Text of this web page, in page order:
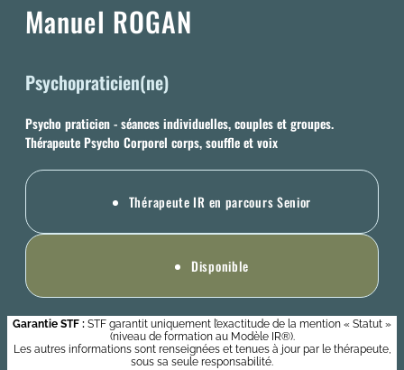
Manuel ROGAN
Psychopraticien(ne)
Psycho praticien - séances individuelles, couples et groupes.
Thérapeute Psycho Corporel corps, souffle et voix
Thérapeute IR en parcours Senior
Disponible
Garantie STF : STF garantit uniquement l’exactitude de la mention « Statut »
(niveau de formation au Modèle IR®).
Les autres informations sont renseignées et tenues à jour par le thérapeute,
sous sa seule responsabilité.